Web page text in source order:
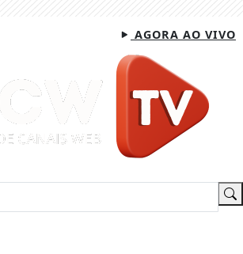
AGORA AO VIVO